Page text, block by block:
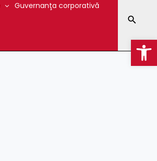
Guvernanţa corporativă